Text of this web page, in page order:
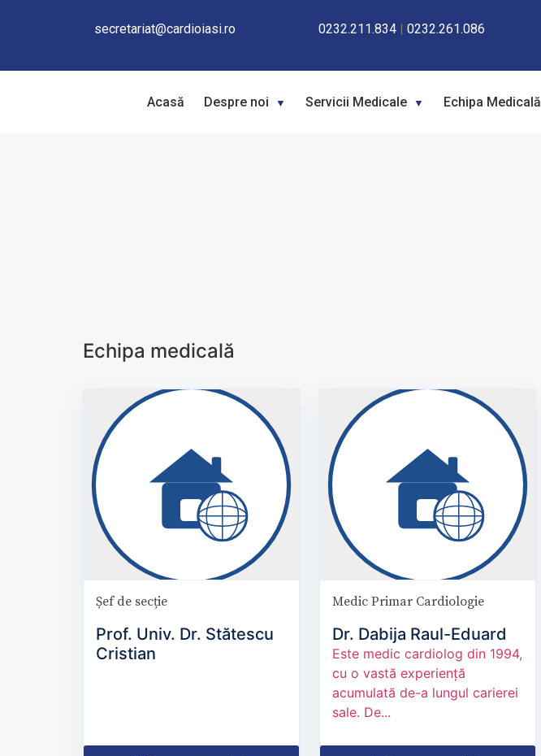
secretariat@cardioiasi.ro 0232.211.834 | 0232.261.086
Acasă Despre noi Servicii Medicale Echipa Medicală
Echipa medicală
Șef de secție
Prof. Univ. Dr. Stătescu
Cristian
Medic Primar Cardiologie
Dr. Dabija Raul-Eduard
Este medic cardiolog din 1994,
cu o vastă experiență
acumulată de-a lungul carierei
sale. De...